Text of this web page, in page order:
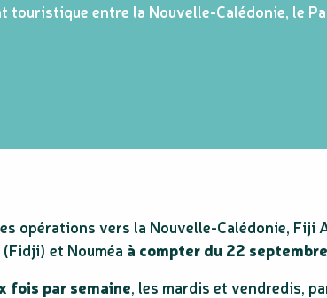
entre la Nouvelle-Calédonie, le
opérations vers la Nouvelle-Calédonie, Fiji
et Nouméa à compter du 22
fois par semaine, les mardis et vendredis,